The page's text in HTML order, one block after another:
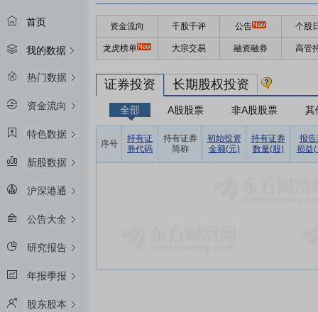
首页
我的数据
热门数据
资金流向
特色数据
新股数据
沪深港通
公告大全
研究报告
年报季报
股东股本
资金流向 千股千评 公告 个股
龙虎榜单 大宗交易 融资融券 高管
证券投资 长期股权投资
全部 A股股票 非A股股票 其
序号
持有证
券代码
持有证券
简称
初始投资
金额(元)
持有证券
数量(股)
报告
损益(